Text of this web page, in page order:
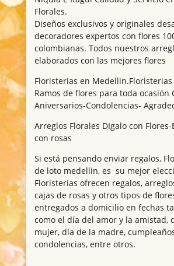
Florales.
Diseños exclusivos y originales
decoradores expertos con flores
colombianas. Todos nuestros
elaborados con las mejores flores
Floristerias en Medellin.Floristerias
Ramos de flores para toda ocasión
Aniversarios-Condolencias-
Arreglos Florales DIgalo con
con rosas
Si está pensando enviar regalos,
de loto medellin, es su mejor
Floristerías ofrecen regalos,
cajas de rosas y otros tipos de
entregados a domicilio en fechas
como el día del amor y la amistad,
mujer, día de la madre,
condolencias, entre otros.